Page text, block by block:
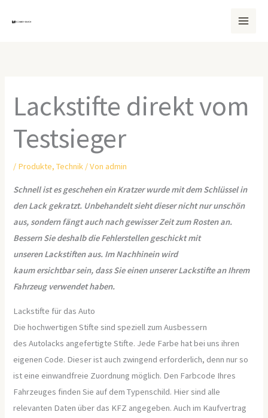
Inhalt
Lackstifte direkt vom
Testsieger
/ Produkte,Technik / Vonadmin
Schnell ist es geschehen ein Kratzer wurde mit dem Schlüssel in
den Lack gekratzt. Unbehandelt sieht dieser nicht nur unschön
aus, sondern fängt auch nach gewisser Zeit zum Rosten an.
Bessern Sie deshalb die Fehlerstellen geschickt mit
unseren Lackstiften aus. Im Nachhinein wird
kaum ersichtbar sein, dass Sie einen unserer Lackstifte an Ihrem
Fahrzeug verwendet haben.
Lackstifte für das Auto
Die hochwertigen Stifte sind speziell zum Ausbessern
des Autolacks angefertigte Stifte. Jede Farbe hat bei uns ihren
eigenen Code. Dieser ist auch zwingend erforderlich, denn nur so
ist eine einwandfreie Zuordnung möglich. Den Farbcode Ihres
Fahrzeuges finden Sie auf dem Typenschild. Hier sind alle
relevanten Daten über das KFZ angegeben. Auch im Kaufvertrag